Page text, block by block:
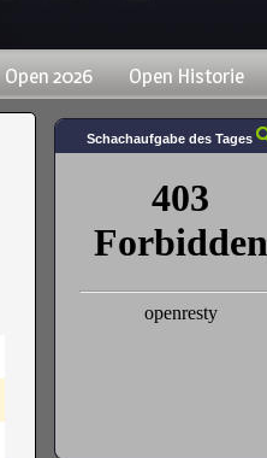
Open 2026 Open Historie
Schachaufgabe des Tages